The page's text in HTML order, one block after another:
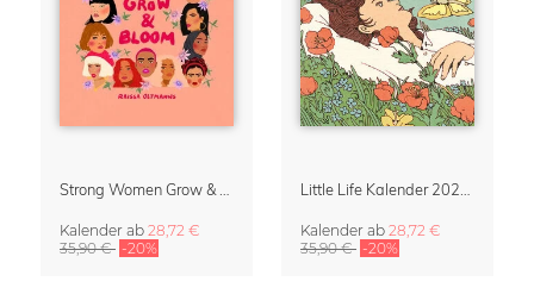
Kalender ab 28,72 €
35,90 € -20%
Kalender ab 28,72 €
35,90 € -20%